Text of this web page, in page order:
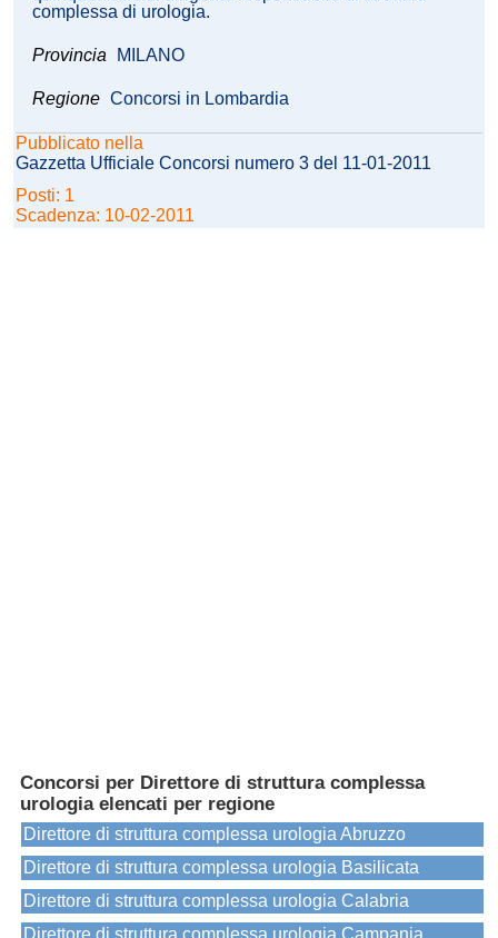
complessa di urologia.
Provincia MILANO
Regione Concorsi in Lombardia
Pubblicato nella
Gazzetta Ufficiale Concorsi numero 3 del 11-01-2011
Posti: 1
Scadenza: 10-02-2011
Concorsi per Direttore di struttura complessa
urologia elencati per regione
Direttore di struttura complessa urologia Abruzzo
Direttore di struttura complessa urologia Basilicata
Direttore di struttura complessa urologia Calabria
Direttore di struttura complessa urologia Campania